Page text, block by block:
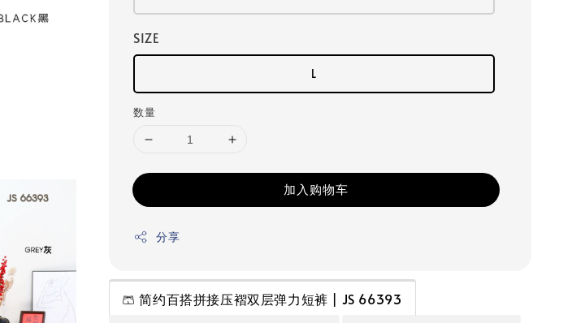
SIZE
L
数量
加入购物车
分享
🩳 简约百搭拼接压褶双层弹力短裤 | JS 66393